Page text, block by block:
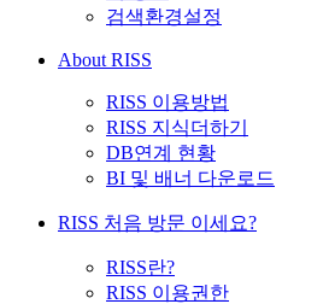
검색환경설정
About RISS
RISS 이용방법
RISS 지식더하기
DB연계 현황
BI 및 배너 다운로드
RISS 처음 방문 이세요?
RISS란?
RISS 이용권한